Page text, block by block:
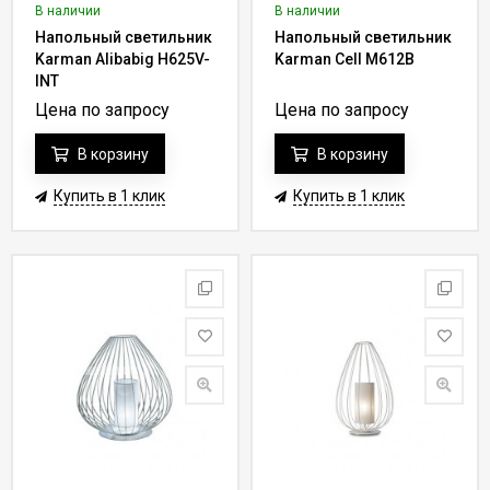
Получить подробную информацию относительно каталога
напольных светильников можно у менеджера удобным для Вас
способом.
Особенность нашей компании - поставки элитного
осветительного оборудования выполняются напрямую от
европейских производителей без привлечения посредников.
используется самый быстрый способ доставки.
доставка из Европы
Напольные светильникии торшеры гарантированно можно
доставить без повреждений и в минимальные сроки от
европейских изготовителей единственным способом -
использовать авиаперелеты.
В наличии
Напольный светильник
Karman Alibabig H625V-
INT
Цена по запросу
В корзину
Купить в 1 клик
В наличии
Напольный светильник
Karman Cell M612B
Цена по запросу
В корзину
Купить в 1 клик